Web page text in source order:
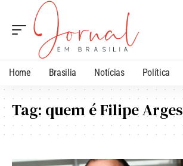
Home Brasilia Notícias Política
Tag: quem é Filipe